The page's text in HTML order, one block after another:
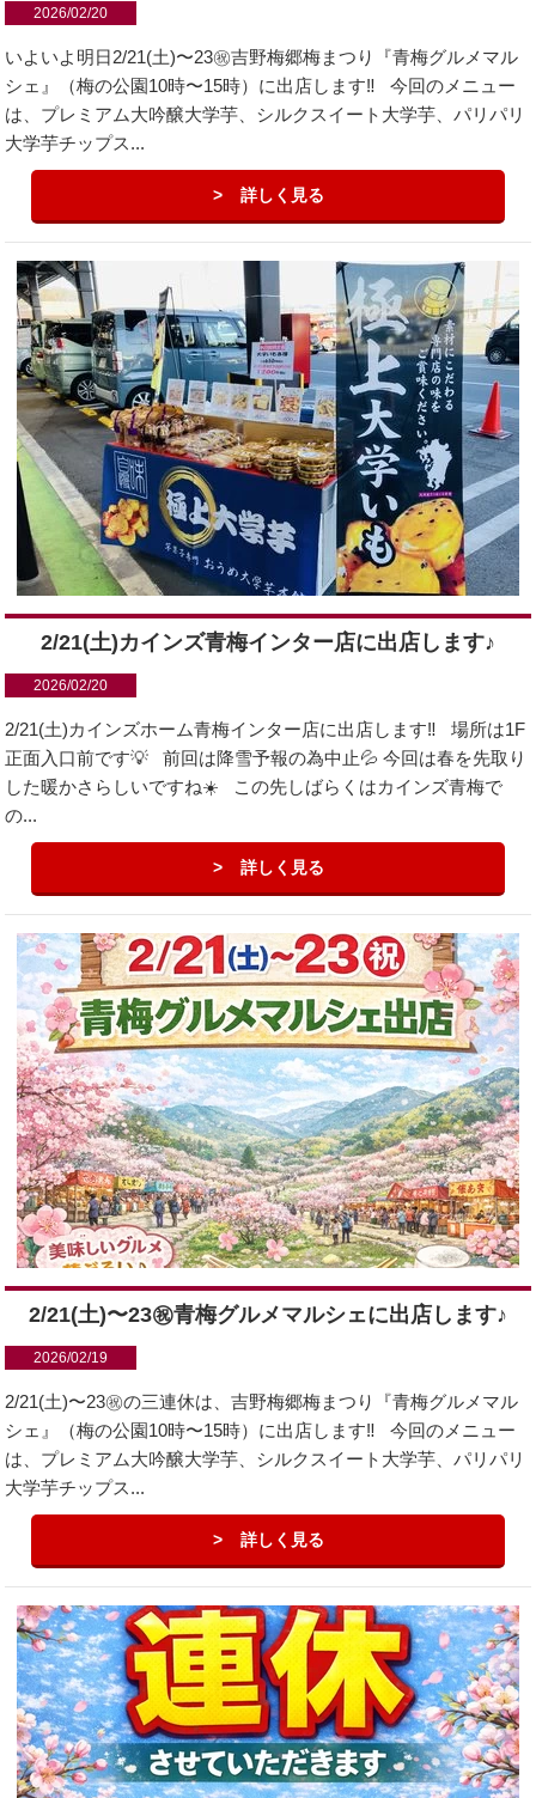
2026/02/20
いよいよ明日2/21(土)〜23㊗︎吉野梅郷梅まつり『青梅グルメマル
シェ』（梅の公園10時〜15時）に出店します‼️ 今回のメニュー
は、プレミアム大吟醸大学芋、シルクスイート大学芋、パリパリ
大学芋チップス...
詳しく見る
2/21(土)カインズ青梅インター店に出店します♪
2026/02/20
2/21(土)カインズホーム青梅インター店に出店します‼️ 場所は1F
正面入口前です💡 前回は降雪予報の為中止💦 今回は春を先取り
した暖かさらしいですね☀️ この先しばらくはカインズ青梅で
の...
詳しく見る
2/21(土)〜23㊗︎青梅グルメマルシェに出店します♪
2026/02/19
2/21(土)〜23㊗︎の三連休は、吉野梅郷梅まつり『青梅グルメマル
シェ』（梅の公園10時〜15時）に出店します‼️ 今回のメニュー
は、プレミアム大吟醸大学芋、シルクスイート大学芋、パリパリ
大学芋チップス...
詳しく見る